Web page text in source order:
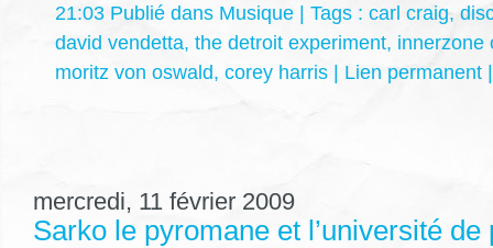
21:03 Publié dans Musique | Tags : carl craig,
david vendetta, the detroit experiment, innerzone
moritz von oswald, corey harris | Lien permanent
mercredi, 11 février 2009
Sarko le pyromane et l’université de